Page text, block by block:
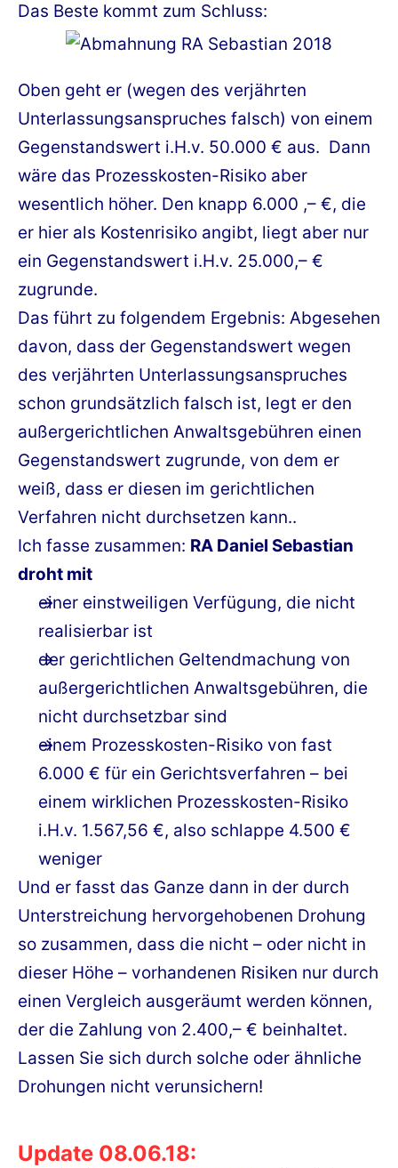
Das Beste kommt zum Schluss:
Oben geht er (wegen des verjährten
Unterlassungsanspruches falsch) von einem
Gegenstandswert i.H.v. 50.000 € aus. Dann
wäre das Prozesskosten-Risiko aber
wesentlich höher. Den knapp 6.000 ,– €, die
er hier als Kostenrisiko angibt, liegt aber nur
ein Gegenstandswert i.H.v. 25.000,– €
zugrunde.
Das führt zu folgendem Ergebnis: Abgesehen
davon, dass der Gegenstandswert wegen
des verjährten Unterlassungsanspruches
schon grundsätzlich falsch ist, legt er den
außergerichtlichen Anwaltsgebühren einen
Gegenstandswert zugrunde, von dem er
weiß, dass er diesen im gerichtlichen
Verfahren nicht durchsetzen kann..
Ich fasse zusammen: RA Daniel Sebastian
droht mit
einer einstweiligen Verfügung, die nicht
realisierbar ist
der gerichtlichen Geltendmachung von
außergerichtlichen Anwaltsgebühren, die
nicht durchsetzbar sind
einem Prozesskosten-Risiko von fast
6.000 € für ein Gerichtsverfahren – bei
einem wirklichen Prozesskosten-Risiko
i.H.v. 1.567,56 €, also schlappe 4.500 €
weniger
Und er fasst das Ganze dann in der durch
Unterstreichung hervorgehobenen Drohung
so zusammen, dass die nicht – oder nicht in
dieser Höhe – vorhandenen Risiken nur durch
einen Vergleich ausgeräumt werden können,
der die Zahlung von 2.400,– € beinhaltet.
Lassen Sie sich durch solche oder ähnliche
Drohungen nicht verunsichern!
Update 08.06.18: